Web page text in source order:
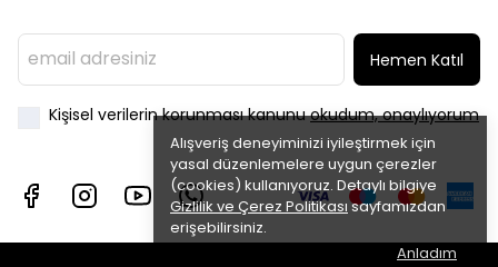
Alışveriş deneyiminizi iyileştirmek için
yasal düzenlemelere uygun çerezler
(cookies) kullanıyoruz. Detaylı bilgiye
Gizlilik ve Çerez Politikasısayfamızdan
erişebilirsiniz.
Anladım
Hemen Katıl
Kişisel verilerin korunması kanunuokudum, onaylıyorum